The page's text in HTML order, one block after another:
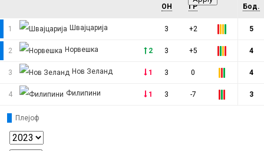
ОН ГР Бод.
1 Швајцарија 3 +2 5
2 Норвешка 2 3 +5 4
3 Нов Зеланд 1 3 0 4
4 Филипини 1 3 -7 3
Плејоф